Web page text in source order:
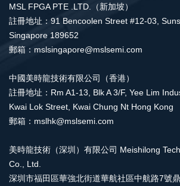
MSL FPGA PTE .LTD.（新加坡）
註冊地址：91 Bencoolen Street #12-03,
Singapore 189652
郵箱：mslsingapore@mslsemi.com
中國美時龍技術有限公司（香港）
註冊地址：Rm A1-13, Blk A 3/F, Yee Lim
Kwai Lok Street, Kwai Chung Nt Hong Kong
郵箱：mslhk@mslsemi.com
美時龍技術（深圳）有限公司 Meishilong
Co., Ltd.
深圳市福田區華強北街道華航社區中航路7號